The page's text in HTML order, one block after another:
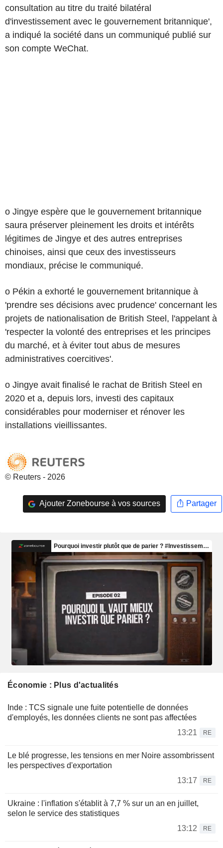
consultation au titre du traité bilatéral
d'investissement avec le gouvernement britannique',
a indiqué la société dans un communiqué publié sur
son compte WeChat.
o Jingye espère que le gouvernement britannique
saura préserver pleinement les droits et intérêts
légitimes de Jingye et des autres entreprises
chinoises, ainsi que ceux des investisseurs
mondiaux, précise le communiqué.
o Pékin a exhorté le gouvernement britannique à
'prendre ses décisions avec prudence' concernant les
projets de nationalisation de British Steel, l'appelant à
'respecter la volonté des entreprises et les principes
du marché, et à éviter tout abus de mesures
administratives coercitives'.
o Jingye avait finalisé le rachat de British Steel en
2020 et a, depuis lors, investi des capitaux
considérables pour moderniser et rénover les
installations vieillissantes.
© Reuters - 2026
Ajouter Zonebourse à vos sources Partager
Économie : Plus d'actualités
Inde : TCS signale une fuite potentielle de données
d'employés, les données clients ne sont pas affectées
13:21
RE
Le blé progresse, les tensions en mer Noire assombrissent
les perspectives d'exportation
13:17
RE
Ukraine : l'inflation s'établit à 7,7 % sur un an en juillet,
selon le service des statistiques
13:12
RE